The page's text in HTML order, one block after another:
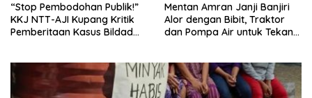
“Stop Pembodohan Publik!”
KKJ NTT-AJI Kupang Kritik
Pemberitaan Kasus Bildad
Mentan Amran Janji Banjiri
Alor dengan Bibit, Traktor
dan Pompa Air untuk Tekan